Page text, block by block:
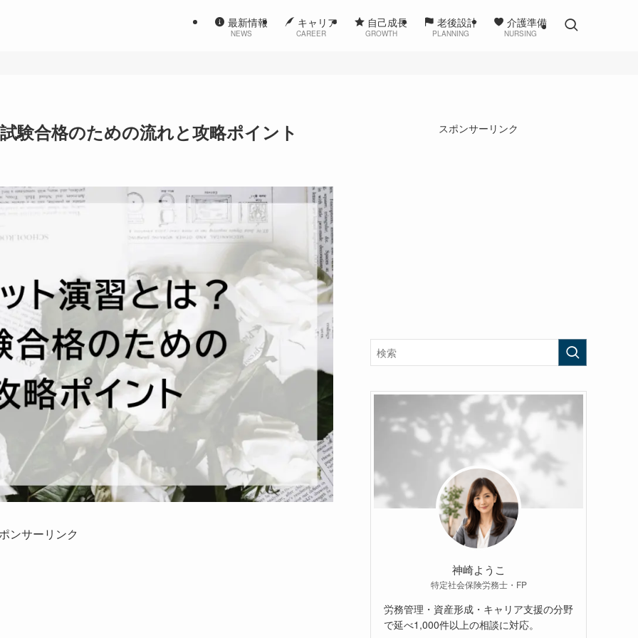
最新情報
NEWS
キャリア
CAREER
自己成長
GROWTH
老後設計
PLANNING
介護準備
NURSING
験合格のための流れと攻略ポイント
ンサーリンク
スポンサーリンク
神崎ようこ
特定社会保険労務士・FP
労務管理・資産形成・キャリア支援の分野
で延べ1,000件以上の相談に対応。